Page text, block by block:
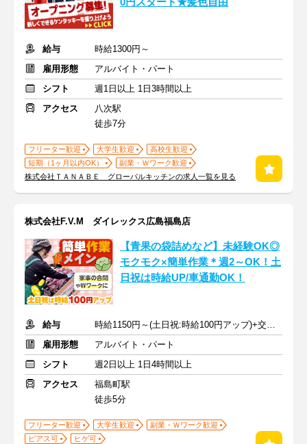
給与
時給1300円～
雇用形態
アルバイト・パート
シフト
週1日以上 1日3時間以上
アクセス
八次駅
徒歩7分
フリーター歓迎 大学生歓迎
高校生歓迎
短期（1ヶ月以内OK）
副業・Ｗワーク歓迎
株式会社ＴＡＮＡＢＥ グローバルキッチンの求人一覧を見る
株式会社F.V.M ダイレックス広島福島店
【青果の袋詰めなど】未経験OK◎
モクモク×簡単作業＊週2～OK！土
日祝は時給UP/車通勤OK！
給与
時給1150円～(土日祝:時給100円アップ)+交通費
雇用形態
アルバイト・パート
シフト
週2日以上 1日4時間以上
アクセス
福島町駅
徒歩5分
フリーター歓迎 大学生歓迎
副業・Ｗワーク歓迎
ピアス可
ヒゲ可